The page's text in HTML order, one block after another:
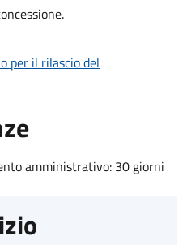
per il rilascio del
amministrativo: 30 giorni